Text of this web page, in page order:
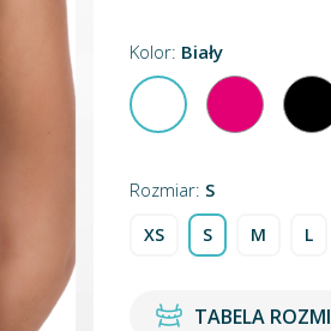
Kolor: Biały
Biały Fuksja
Rozmiar: S
XS S M L
TABELA